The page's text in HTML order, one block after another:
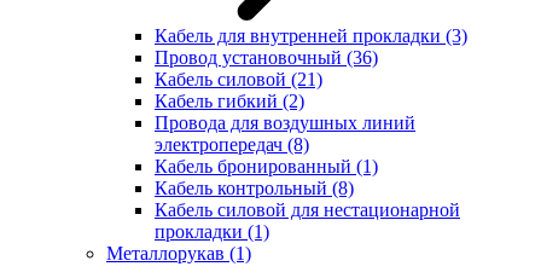
Кабель для внутренней прокладки (3)
Провод установочный (36)
Кабель силовой (21)
Кабель гибкий (2)
Провода для воздушных линий
электропередач (8)
Кабель бронированный (1)
Кабель контрольный (8)
Кабель силовой для нестационарной
прокладки (1)
Металлорукав (1)